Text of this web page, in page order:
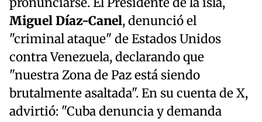
pronunciarse. El Presidente de la isla,
Miguel Díaz-Canel, denunció el
"criminal ataque" de Estados Unidos
contra Venezuela, declarando que
"nuestra Zona de Paz está siendo
brutalmente asaltada". En su cuenta de X,
advirtió: "Cuba denuncia y demanda